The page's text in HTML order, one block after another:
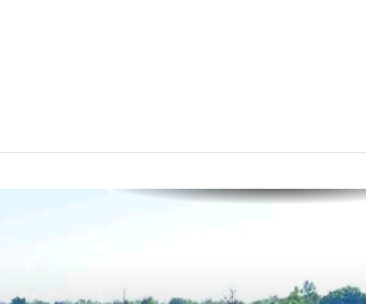
de la Famille et de la Solidarité